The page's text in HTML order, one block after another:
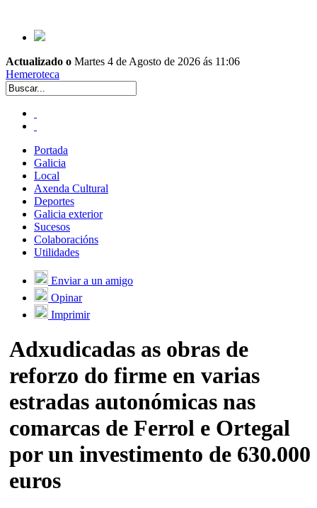
Actualizado o Martes 4 de Agosto de 2026 ás 11:06
Hemeroteca
Portada
Galicia
Local
Axenda Cultural
Deportes
Galicia exterior
Sucesos
Colaboracións
Utilidades
Enviar a un amigo
Opinar
Imprimir
Adxudicadas as obras de
reforzo do firme en varias
estradas autonómicas nas
comarcas de Ferrol e Ortegal
por un investimento de 630.000
euros